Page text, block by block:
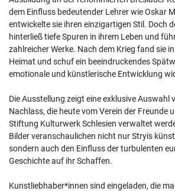
dem Einfluss bedeutender Lehrer wie Oskar
entwickelte sie ihren einzigartigen Stil. Doch
hinterließ tiefe Spuren in ihrem Leben und
zahlreicher Werke. Nach dem Krieg fand sie
Heimat und schuf ein beeindruckendes
emotionale und künstlerische Entwicklung
Die Ausstellung zeigt eine exklusive Auswahl
Nachlass, die heute vom Verein der Freunde
Stiftung Kulturwerk Schlesien verwaltet
Bilder veranschaulichen nicht nur Stryis
sondern auch den Einfluss der turbulenten
Geschichte auf ihr Schaffen.
Kunstliebhaber*innen sind eingeladen, die